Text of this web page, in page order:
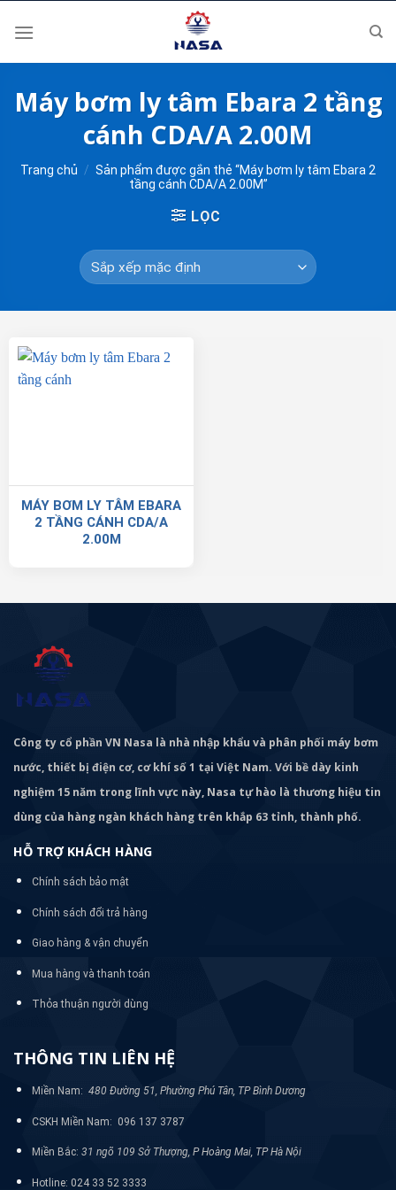
Máy bơm ly tâm Ebara 2 tầng
cánh CDA/A 2.00M
Trang chủ / Sản phẩm được gắn thẻ “Máy bơm ly tâm Ebara 2
tầng cánh CDA/A 2.00M”
LỌC
MÁY BƠM LY TÂM EBARA
2 TẦNG CÁNH CDA/A
2.00M
Công ty cổ phần VN Nasa là nhà nhập khẩu và phân phối máy bơm
nước, thiết bị điện cơ, cơ khí số 1 tại Việt Nam. Với bề dày kinh
nghiệm 15 năm trong lĩnh vực này, Nasa tự hào là thương hiệu tin
dùng của hàng ngàn khách hàng trên khắp 63 tỉnh, thành phố.
HỖ TRỢ KHÁCH HÀNG
Chính sách bảo mật
Chính sách đổi trả hàng
Giao hàng & vận chuyển
Mua hàng và thanh toán
Thỏa thuận người dùng
THÔNG TIN LIÊN HỆ
Miền Nam: 480 Đường 51, Phường Phú Tân, TP Bình Dương
CSKH Miền Nam: 096 137 3787
Miền Bắc: 31 ngõ 109 Sở Thượng, P Hoàng Mai, TP Hà Nội
Hotline: 024 33 52 3333